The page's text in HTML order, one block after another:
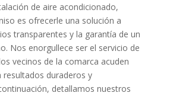
de aire acondicionado,
es ofrecerle una solución a
transparentes y la garantía de un
Nos enorgullece ser el servicio de
vecinos de la comarca acuden
resultados duraderos y
detallamos nuestros